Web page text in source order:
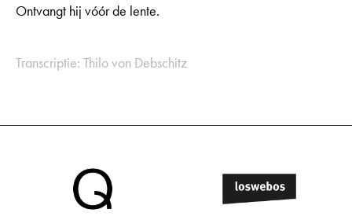
Ontvangt hij vóór de lente.
Transcriptie: Thilo von Debschitz